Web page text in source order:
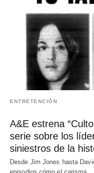
ENTRETENCIÓN
A&E estrena
serie sobre los
siniestros de la
Desde Jim Jones hasta